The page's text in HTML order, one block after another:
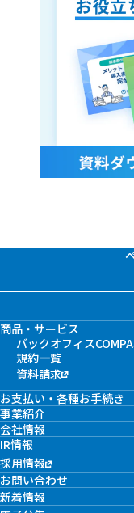
商品・サービス
バックオフィス
規約一覧
資料請求
お支払い・各種お手続き
事業紹介
会社情報
IR情報
採用情報
お問い合わせ
新着情報